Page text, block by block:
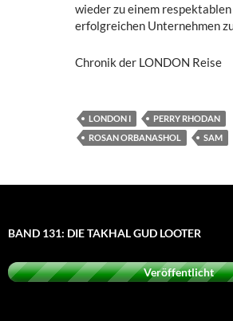
wieder zu einem respektablen
erfolgreichen Unternehmen
Chronik der LONDON Reise
LONDON I
PERRY RHODAN
ROSAN ORBANASHOL
SAM
BAND 131: DIE TAKHAL GUD LOOTER
Veröffentlicht